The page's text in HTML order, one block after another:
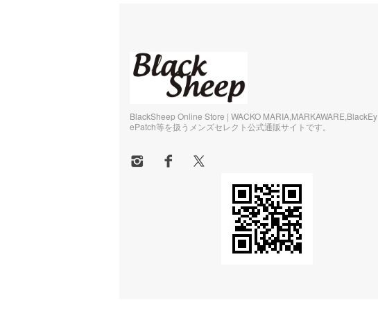
BlackSheep Online Store | WACKO MARIA,MARKAWARE,BlackEy
ePatch等を扱うメンズセレクト公式通販サイトです。